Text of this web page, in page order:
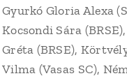
Gyurkó Gloria Alexa
Kocsondi Sára
Gréta (BRSE),
Vilma (Vasas SC),